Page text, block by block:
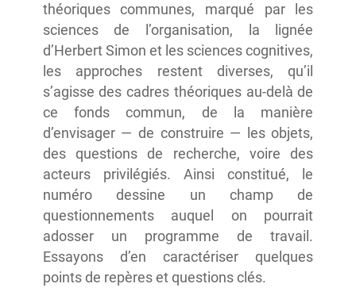
théoriques communes, marqué par les
sciences de l’organisation, la lignée
d’Herbert Simon et les sciences cognitives,
les approches restent diverses, qu’il
s’agisse des cadres théoriques au-delà de
ce fonds commun, de la manière
d’envisager — de construire — les objets,
des questions de recherche, voire des
acteurs privilégiés. Ainsi constitué, le
numéro dessine un champ de
questionnements auquel on pourrait
adosser un programme de travail.
Essayons d’en caractériser quelques
points de repères et questions clés.